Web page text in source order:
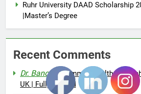
Ruhr University DAAD Scholarship
|Master’s Degree
Recent Comments
Dr. BanoonCommonwealth PhD
UK | Fully Funded